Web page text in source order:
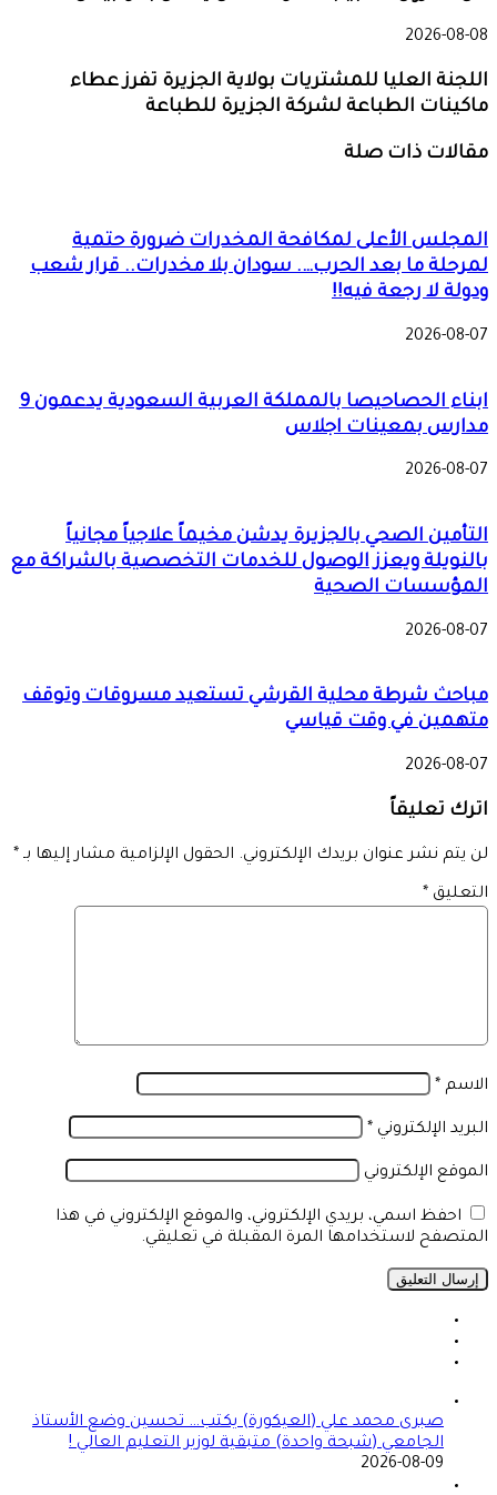
2026-08-08
اللجنة العليا للمشتريات بولاية الجزيرة تفرز عطاء
ماكينات الطباعة لشركة الجزيرة للطباعة
مقالات ذات صلة
المجلس الأعلى لمكافحة المخدرات ضرورة حتمية
لمرحلة ما بعد الحرب…. سودان بلا مخدرات.. قرار شعب
ودولة لا رجعة فيه!!
2026-08-07
ابناء الحصاحيصا بالمملكة العربية السعودية يدعمون 9
مدارس بمعينات اجلاس
2026-08-07
التأمين الصحي بالجزيرة يدشن مخيماً علاجياً مجانياً
بالنويلة ويعزز الوصول للخدمات التخصصية بالشراكة مع
المؤسسات الصحية
2026-08-07
مباحث شرطة محلية القرشي تستعيد مسروقات وتوقف
متهمين في وقت قياسي
2026-08-07
اترك تعليقاً
لن يتم نشر عنوان بريدك الإلكتروني. الحقول الإلزامية مشار إليها بـ *
التعليق *
الاسم *
البريد الإلكتروني *
الموقع الإلكتروني
احفظ اسمي، بريدي الإلكتروني، والموقع الإلكتروني في هذا
المتصفح لاستخدامها المرة المقبلة في تعليقي.
صبرى محمد علي (العيكورة) يكتب… تحسين وضع الأستاذ
الجامعي (شبحة واحدة) متبقية لوزير التعليم العالي !
2026-08-09